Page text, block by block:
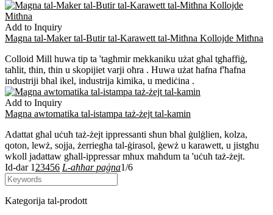
Add to Inquiry
Magna tal-Maker tal-Butir tal-Karawett tal-Mitħna Kollojde Mitħna
Colloid Mill huwa tip ta 'tagħmir mekkaniku użat għal tgħaffiġ,
taħlit, tħin, tħin u skopijiet varji oħra . Huwa użat ħafna f'ħafna
industriji bħal ikel, industrija kimika, u mediċina .
Add to Inquiry
Magna awtomatika tal-istampa taż-żejt tal-kamin
Adattat għal uċuħ taż-żejt ippressanti sħun bħal ġulġlien, kolza,
qoton, lewż, sojja, żerriegħa tal-ġirasol, ġewż u karawett, u jistgħu
wkoll jadattaw għall-ippressar mhux maħdum ta 'uċuħ taż-żejt.
Id-dar 1 23456 L-aħħar paġna1/6
Kategorija tal-prodott